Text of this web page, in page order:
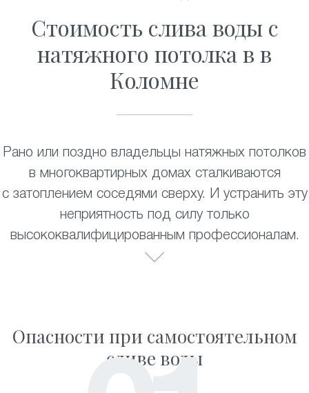
Стоимость слива воды с
натяжного потолка в в
Коломне
Рано или поздно владельцы натяжных потолков
в многоквартирных домах сталкиваются
с затоплением соседями сверху. И устранить эту
неприятность под силу только
высококвалифицированным профессионалам.
Опасности при самостоятельном
сливе воды